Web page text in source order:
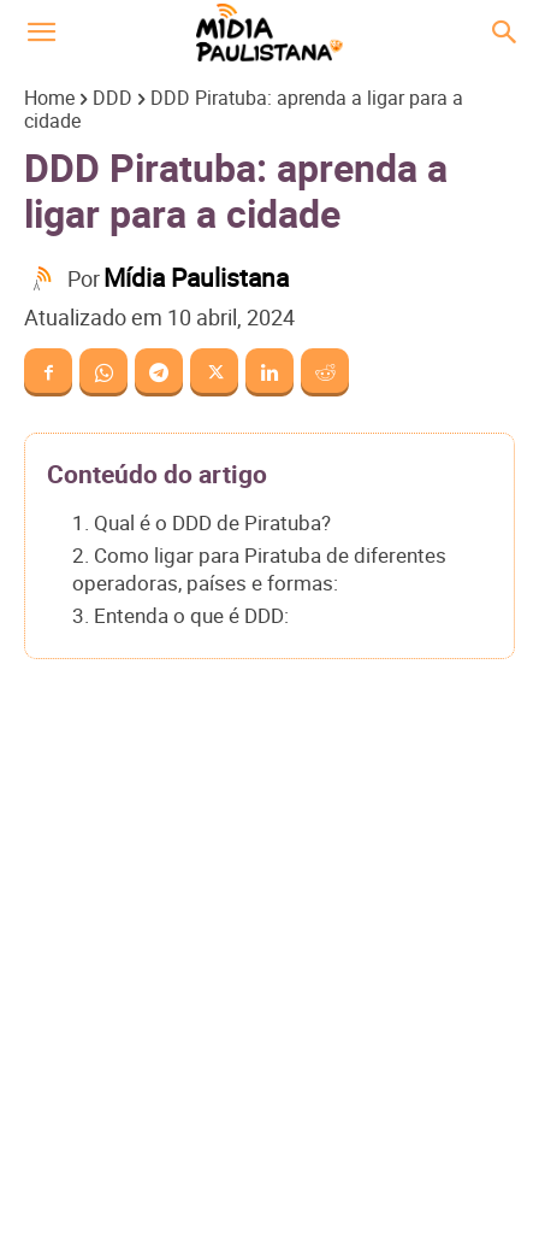
Home DDD
DDD Piratuba: aprenda a ligar para a
cidade
DDD Piratuba: aprenda a
ligar para a cidade
PorMídia Paulistana
Atualizado em 10 abril, 2024
Conteúdo do artigo
1. Qual é o DDD de Piratuba?
2. Como ligar para Piratuba de diferentes
operadoras, países e formas:
3. Entenda o que é DDD: